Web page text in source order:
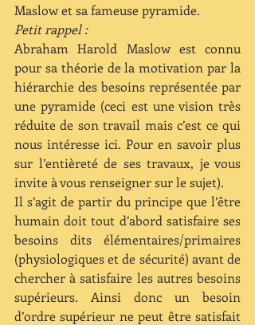
Maslow et sa fameuse pyramide.
Petit rappel :
Abraham Harold Maslow est connu
pour sa théorie de la motivation par la
hiérarchie des besoins représentée par
une pyramide (ceci est une vision très
réduite de son travail mais c’est ce qui
nous intéresse ici. Pour en savoir plus
sur l’entièreté de ses travaux, je vous
invite à vous renseigner sur le sujet).
Il s’agit de partir du principe que l’être
humain doit tout d’abord satisfaire ses
besoins dits élémentaires/primaires
(physiologiques et de sécurité) avant de
chercher à satisfaire les autres besoins
supérieurs. Ainsi donc un besoin
d’ordre supérieur ne peut être satisfait